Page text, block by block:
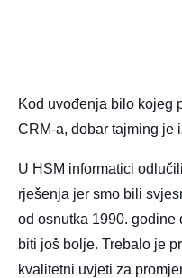
Kod uvođenja bilo kojeg
CRM-a, dobar tajming je
U HSM informatici
rješenja jer smo bili
od osnutka 1990. godine
biti još bolje. Trebalo je
kvalitetni uvjeti za